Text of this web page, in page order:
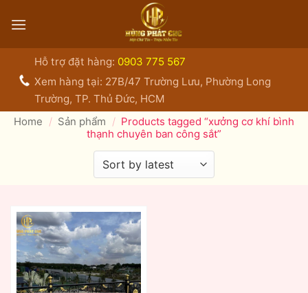
qua
Hỗ trợ đặt hàng: 0903 775 567
Xem hàng tại: 27B/47 Trường Lưu, Phường Long
Trường, TP. Thủ Đức, HCM
Home / Sản phẩm / Products tagged “xưởng cơ khí bình
thạnh chuyên ban công sắt”